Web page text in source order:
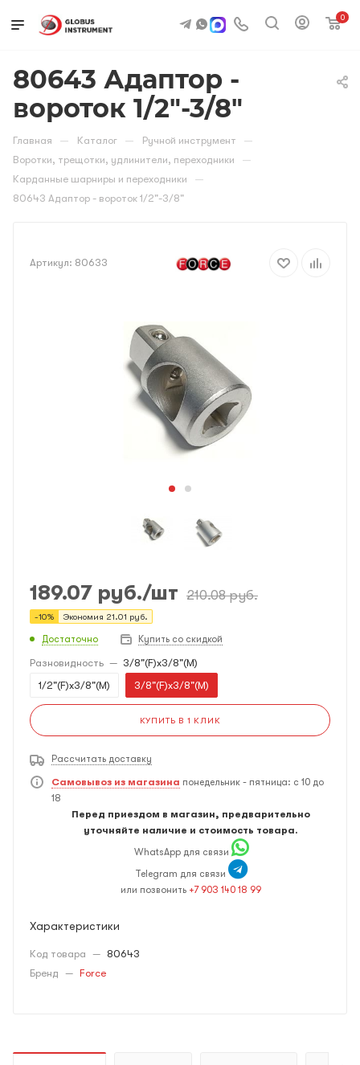
0
80643 Адаптор -
вороток 1/2"-3/8"
Главная — Каталог — Ручной инструмент —
Воротки, трещотки, удлинители, переходники —
Карданные шарниры и переходники —
80643 Адаптор - вороток 1/2"-3/8"
Артикул: 80633
189.07 руб./шт 210.08руб.
-10% Экономия 21.01 руб.
Достаточно Купить со скидкой
Разновидность — 3/8"(F)x3/8"(M)
1/2"(F)x3/8"(M)
3/8"(F)x3/8"(M)
КУПИТЬ В 1 КЛИК
Рассчитать доставку
Самовывоз из магазина понедельник - пятница: с 10 до
18
Перед приездом в магазин, предварительно
уточняйте наличие и стоимость товара.
WhatsApp для связи
Telegram для связи
или позвонить +7 903 140 18 99
Характеристики
Код товара — 80643
Бренд — Force